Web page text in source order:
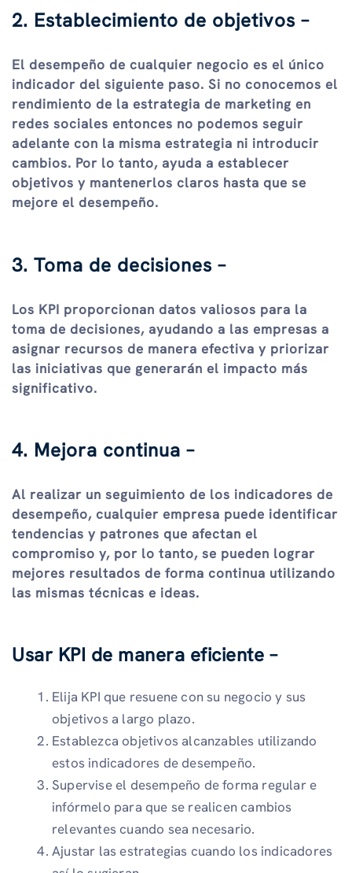
2. Establecimiento de objetivos –
El desempeño de cualquier negocio es el único
indicador del siguiente paso. Si no conocemos el
rendimiento de la estrategia de marketing en
redes sociales entonces no podemos seguir
adelante con la misma estrategia ni introducir
cambios. Por lo tanto, ayuda a establecer
objetivos y mantenerlos claros hasta que se
mejore el desempeño.
3. Toma de decisiones –
Los KPI proporcionan datos valiosos para la
toma de decisiones, ayudando a las empresas a
asignar recursos de manera efectiva y priorizar
las iniciativas que generarán el impacto más
significativo.
4. Mejora continua –
Al realizar un seguimiento de los indicadores de
desempeño, cualquier empresa puede identificar
tendencias y patrones que afectan el
compromiso y, por lo tanto, se pueden lograr
mejores resultados de forma continua utilizando
las mismas técnicas e ideas.
Usar KPI de manera eficiente –
Elija KPI que resuene con su negocio y sus
objetivos a largo plazo.
Establezca objetivos alcanzables utilizando
estos indicadores de desempeño.
Supervise el desempeño de forma regular e
infórmelo para que se realicen cambios
relevantes cuando sea necesario.
Ajustar las estrategias cuando los indicadores